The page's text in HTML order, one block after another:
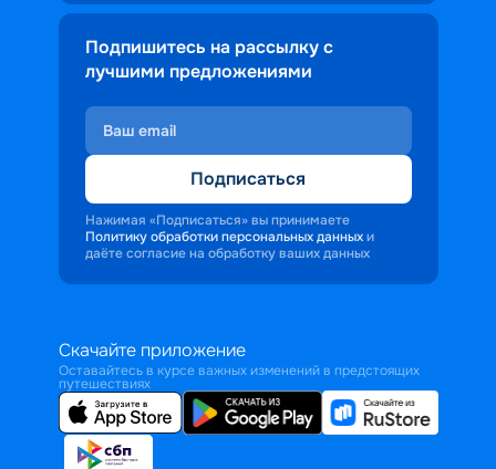
Подпишитесь на рассылку с
лучшими предложениями
Подписаться
Нажимая «Подписаться» вы принимаете
Политику обработки персональных данных и
даёте согласие на обработку ваших данных
Скачайте приложение
Оставайтесь в курсе важных изменений в предстоящих
путешествиях